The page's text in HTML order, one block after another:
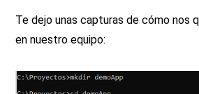
Te dejo unas capturas de cómo nos
en nuestro equipo: